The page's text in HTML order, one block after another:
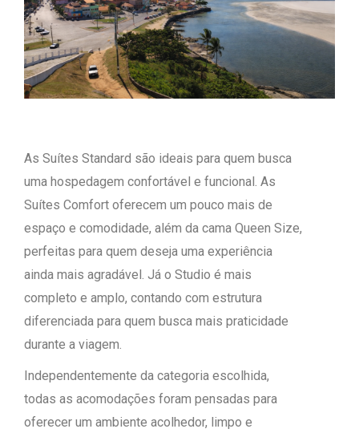
As Suítes Standard são ideais para quem busca
uma hospedagem confortável e funcional. As
Suítes Comfort oferecem um pouco mais de
espaço e comodidade, além da cama Queen Size,
perfeitas para quem deseja uma experiência
ainda mais agradável. Já o Studio é mais
completo e amplo, contando com estrutura
diferenciada para quem busca mais praticidade
durante a viagem.
Independentemente da categoria escolhida,
todas as acomodações foram pensadas para
oferecer um ambiente acolhedor, limpo e